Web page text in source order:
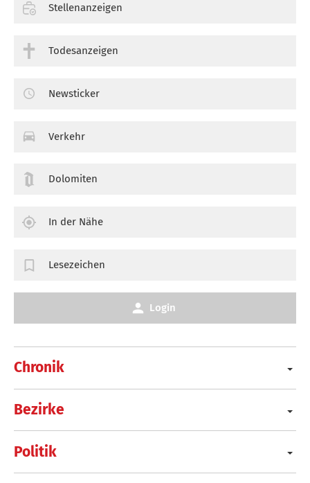
Chronik
Bezirke
Politik
Stellenanzeigen
Todesanzeigen
Newsticker
Verkehr
Dolomiten
In der Nähe
Lesezeichen
Login